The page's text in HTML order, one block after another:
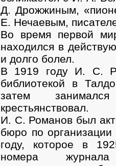
Д. Дрожжиным,
Е. Нечаевым,
Во время первой
находился в
и долго болел.
В 1919 году И. С.
библиотекой в
затем
крестьянствовал.
И. С. Романов был
бюро по
году, которое в
номера